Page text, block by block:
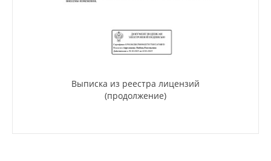
Выписка из реестра лицензий
(продолжение)